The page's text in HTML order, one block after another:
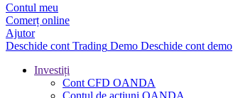
Contul meu
Comerț online
Ajutor
Deschide cont Trading Demo Deschide cont demo
Investiți
Cont CFD OANDA
Contul de acțiuni OANDA